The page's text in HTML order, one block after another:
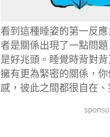
看到這種睡姿的第一反
者是關係出現了一點問
是好兆頭。睡覺時背對
擁有更為緊密的關係，
感，彼此之間都很自在、